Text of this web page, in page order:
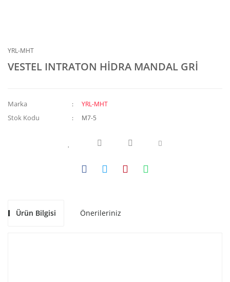
YRL-MHT
VESTEL INTRATON HİDRA MANDAL GRİ
Marka YRL-MHT
Stok Kodu M7-5
Ürün Bilgisi Önerileriniz